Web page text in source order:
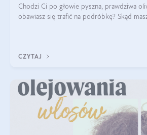
Chodzi Ci po głowie pyszna, prawdziwa
obawiasz się trafić na podróbkę? Skąd
CZYTAJ